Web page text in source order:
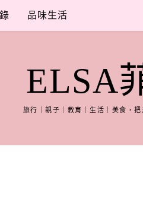
品味生活
ELSA
旅行｜親子｜教育｜生活｜美食，